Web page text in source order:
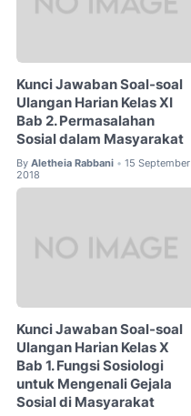
Kunci Jawaban Soal-soal
Ulangan Harian Kelas XI
Bab 2. Permasalahan
Sosial dalam Masyarakat
By Aletheia Rabbani • 15 September
2018
Kunci Jawaban Soal-soal
Ulangan Harian Kelas X
Bab 1. Fungsi Sosiologi
untuk Mengenali Gejala
Sosial di Masyarakat